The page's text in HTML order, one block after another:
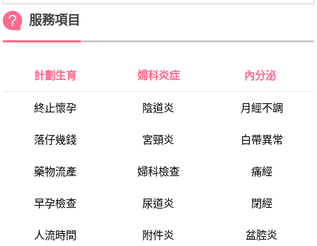
服務項目
計劃生育
終止懷孕
落仔幾錢
藥物流產
早孕檢查
人流時間
婦科炎症
陰道炎
宮頸炎
婦科檢查
尿道炎
附件炎
內分泌
月經不調
白帶異常
痛經
閉經
盆腔炎